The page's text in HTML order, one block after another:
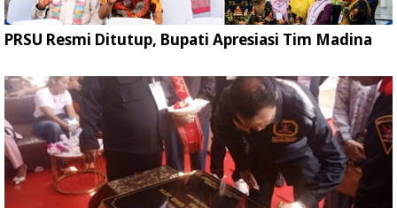
PRSU Resmi Ditutup, Bupati Apresiasi Tim Madina